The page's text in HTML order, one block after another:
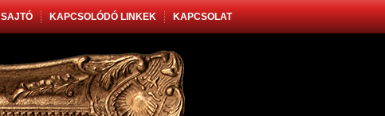
SAJTÓ KAPCSOLÓDÓ LINKEK KAPCSOLAT